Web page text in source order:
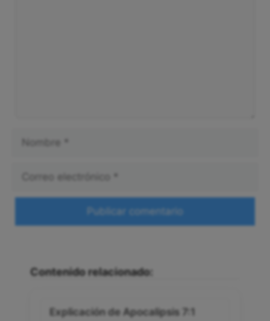
Contenido relacionado:
Explicación de Apocalipsis 7:1